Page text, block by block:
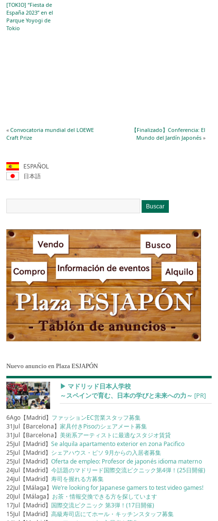
[TOKIO] “Fiesta de
España 2023” en el
Parque Yoyogi de
Tokio
«Convocatoria mundial del LOEWE
Craft Prize
【Finalizado】Conferencia: El
Mundo del Jardín Japonés»
ESPAÑOL
日本語
Nuevo anuncio en Plaza ESJAPÓN
▶︎ マドリッド日本人学校
～スペインで育む、日本の学びと未来への力～ [PR]
6Ago【Madrid】 ファッションEC営業スタッフ募集
31Jul【Barcelona】家具付きPisoのシェアメート募集
31Jul【Barcelona】美術系アーティストに最適なスタジオ賃貸
25Jul【Madrid】Se alquila apartamento exterior en zona Pacifico
25Jul【Madrid】 シェアハウス・ピソ 9月からの入居者募集
25Jul【Madrid】Oferta de empleo: Profesor de japonés idioma materno
24Jul【Madrid】今話題のマドリード国際交流ピクニック第4弾！(25日開催)
24Jul【Madrid】寿司を握れる方募集
22Jul【Málaga】We’re looking for Japanese gamers to test video games!
20Jul【Málaga】 お茶・情報交換できる方を探しています
17Jul【Madrid】 国際交流ピクニック 第3弾！(17日開催)
15Jul【Madrid】高級寿司店にてホール・キッチンスタッフ募集